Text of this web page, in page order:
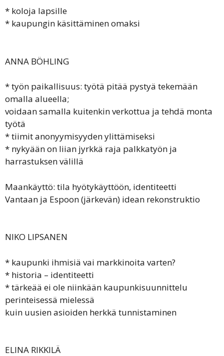
* koloja lapsille
* kaupungin käsittäminen omaksi
ANNA BÖHLING
* työn paikallisuus: työtä pitää pystyä tekemään
omalla alueella;
voidaan samalla kuitenkin verkottua ja tehdä monta
työtä
* tiimit anonyymisyyden ylittämiseksi
* nykyään on liian jyrkkä raja palkkatyön ja
harrastuksen välillä
Maankäyttö: tila hyötykäyttöön, identiteetti
Vantaan ja Espoon (järkevän) idean rekonstruktio
NIKO LIPSANEN
* kaupunki ihmisiä vai markkinoita varten?
* historia – identiteetti
* tärkeää ei ole niinkään kaupunkisuunnittelu
perinteisessä mielessä
kuin uusien asioiden herkkä tunnistaminen
ELINA RIKKILÄ